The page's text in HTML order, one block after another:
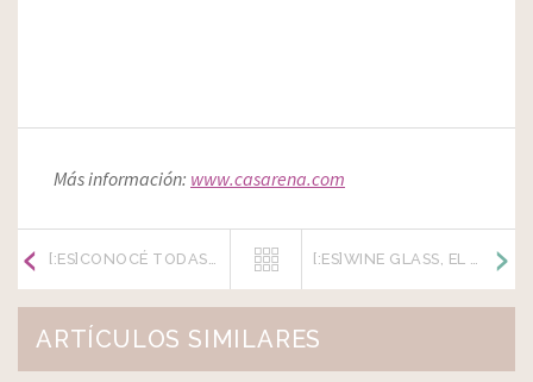
Más información: www.casarena.com
[:ES]CONOCÉ TODAS LAS ACTIVIDADES DEL MES DEL MALBEC EN MENDOZA[:]
ARTÍCULOS SIMILARES